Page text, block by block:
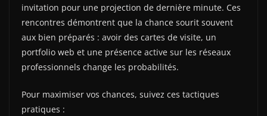
invitation pour une projection de dernière minute. Ces
rencontres démontrent que la chance sourit souvent
aux bien préparés : avoir des cartes de visite, un
portfolio web et une présence active sur les réseaux
professionnels change les probabilités.
Pour maximiser vos chances, suivez ces tactiques
pratiques :